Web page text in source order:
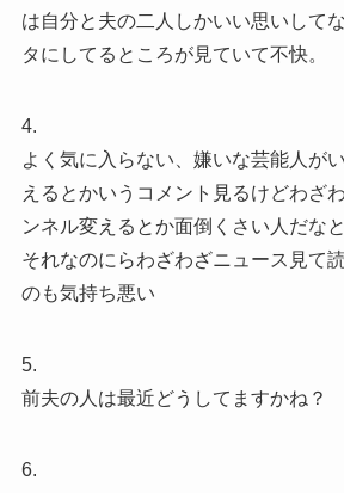
は自分と夫の二人しかいい思いして
タにしてるところが見ていて不快。
4.
よく気に入らない、嫌いな芸能人が
えるとかいうコメント見るけどわざ
ンネル変えるとか面倒くさい人だな
それなのにらわざわざニュース見て
のも気持ち悪い
5.
前夫の人は最近どうしてますかね？
6.